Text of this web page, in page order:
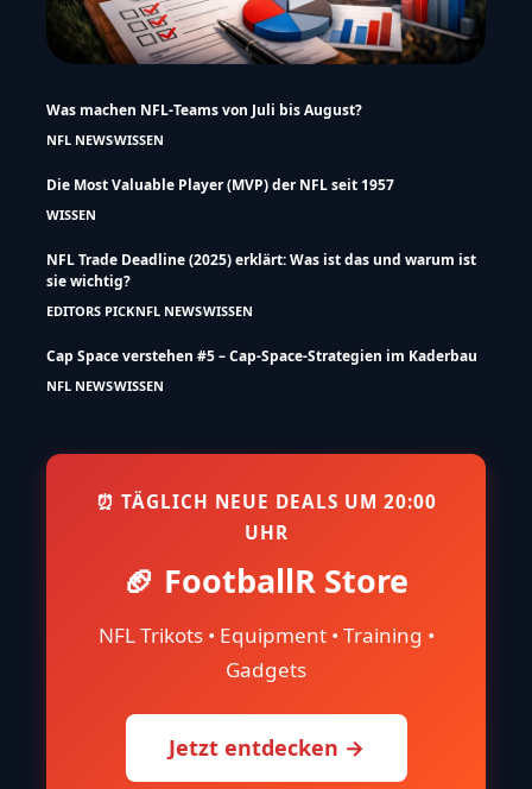
Was machen NFL-Teams von Juli bis August?
NFL NEWSWISSEN
Die Most Valuable Player (MVP) der NFL seit 1957
WISSEN
NFL Trade Deadline (2025) erklärt: Was ist das und warum ist
sie wichtig?
EDITORS PICKNFL NEWSWISSEN
Cap Space verstehen #5 – Cap-Space-Strategien im Kaderbau
NFL NEWSWISSEN
⏰ TÄGLICH NEUE DEALS UM 20:00
UHR
🏈 FootballR Store
NFL Trikots • Equipment • Training •
Gadgets
Jetzt entdecken →